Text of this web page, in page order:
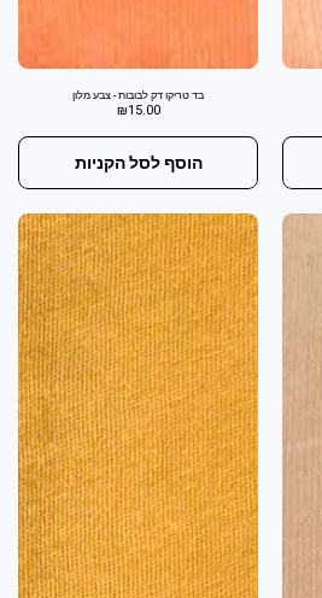
בד טריקו דק לבובות - צבע מלון
₪15.00
הוסף לסל הקניות